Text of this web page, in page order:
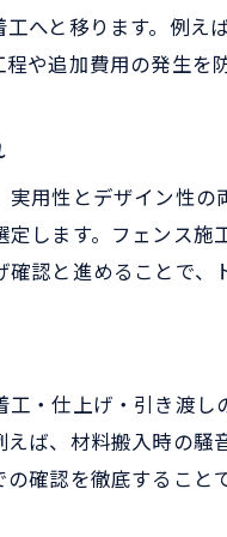
外構工事の
施工例から
理想の外構
へと移ります。例
や追加費用の発生を
用性とデザイン性
します。フェンス
と進めることで、
・仕上げ・引き渡
ば、材料搬入時の
確認を徹底すること